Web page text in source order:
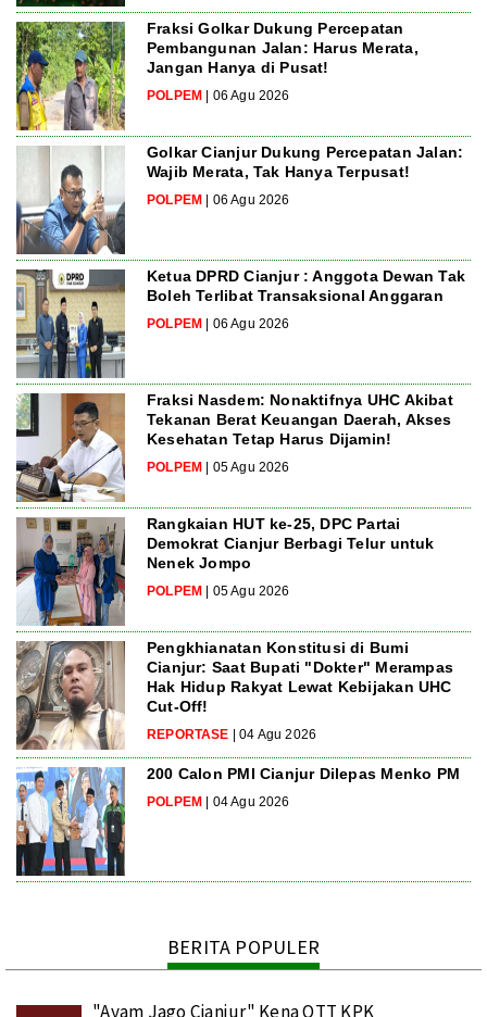
Fraksi Golkar Dukung Percepatan
Pembangunan Jalan: Harus Merata,
Jangan Hanya di Pusat!
POLPEM | 06 Agu 2026
Golkar Cianjur Dukung Percepatan Jalan:
Wajib Merata, Tak Hanya Terpusat!
POLPEM | 06 Agu 2026
Ketua DPRD Cianjur : Anggota Dewan Tak
Boleh Terlibat Transaksional Anggaran
POLPEM | 06 Agu 2026
Fraksi Nasdem: Nonaktifnya UHC Akibat
Tekanan Berat Keuangan Daerah, Akses
Kesehatan Tetap Harus Dijamin!
POLPEM | 05 Agu 2026
Rangkaian HUT ke-25, DPC Partai
Demokrat Cianjur Berbagi Telur untuk
Nenek Jompo
POLPEM | 05 Agu 2026
Pengkhianatan Konstitusi di Bumi
Cianjur: Saat Bupati "Dokter" Merampas
Hak Hidup Rakyat Lewat Kebijakan UHC
Cut-Off!
REPORTASE | 04 Agu 2026
200 Calon PMI Cianjur Dilepas Menko PM
POLPEM | 04 Agu 2026
BERITA POPULER
"Ayam Jago Cianjur" Kena OTT KPK